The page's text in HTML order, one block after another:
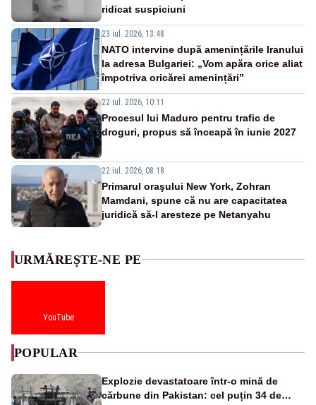
ridicat suspiciuni
23 iul. 2026, 13:48
NATO intervine după amenințările Iranului
la adresa Bulgariei: „Vom apăra orice aliat
împotriva oricărei amenințări”
22 iul. 2026, 10:11
Procesul lui Maduro pentru trafic de
droguri, propus să înceapă în iunie 2027
22 iul. 2026, 08:18
Primarul oraşului New York, Zohran
Mamdani, spune că nu are capacitatea
juridică să-l aresteze pe Netanyahu
URMĂREȘTE-NE PE
YouTube
POPULAR
Explozie devastatoare într-o mină de
cărbune din Pakistan: cel puțin 34 de